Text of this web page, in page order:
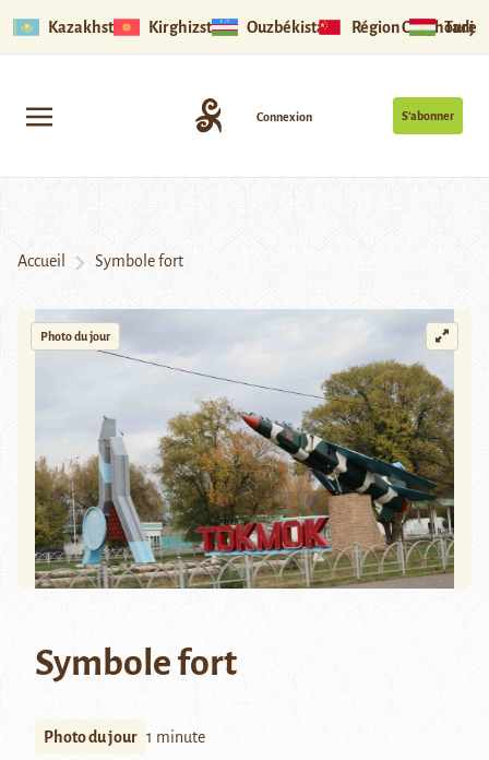
Kazakhstan Kirghizstan Ouzbékistan Région Ouïghoure
S’abonner
Connexion
Accueil Symbole fort
Photo du jour
Symbole fort
Photo du jour 1 minute